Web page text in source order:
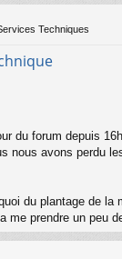
Techniques
du forum depuis
nous avons perdu
du plantage de la
me prendre un peu